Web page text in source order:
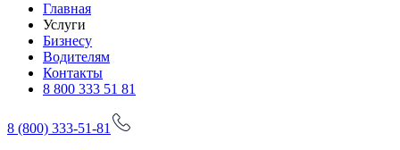
Главная
Услуги
Бизнесу
Водителям
Контакты
8 800 333 51 81
8 (800) 333-51-81